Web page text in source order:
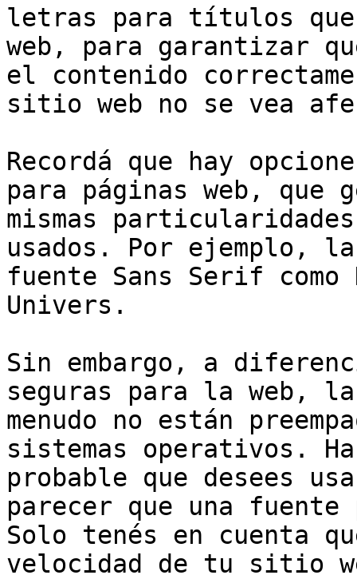
letras para títulos
web, para garantizar
el contenido
sitio web no se vea
Recordá que hay
para páginas web, que
mismas
usados. Por ejemplo,
fuente Sans Serif
Univers.
Sin embargo, a
seguras para la web,
menudo no están
sistemas operativos.
probable que desees
parecer que una
Solo tenés en cuenta
velocidad de tu sitio